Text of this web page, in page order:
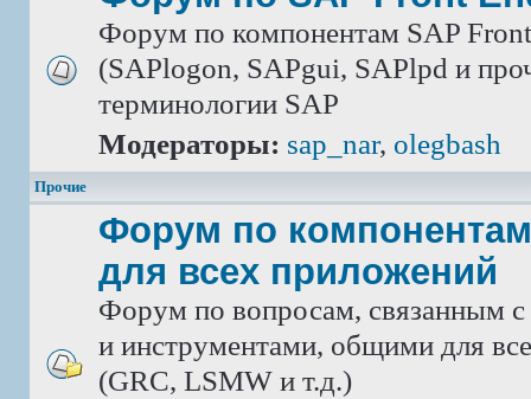
Форум по компонентам SAP
(SAPlogon, SAPgui, SAPlpd и
терминологии SAP
Модераторы: sap_nar, olegbash
Прочие
Форум по
для всех приложений
Форум по вопросам, связанным
и инструментами, общими для
(GRC, LSMW и т.д.)